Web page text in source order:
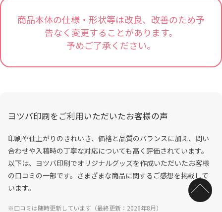
商品本体の仕様・形状等は改良、改善のため予
告なく変更することがあります。
予めご了承ください。
ヨツバ印刷をご利用いただいたお客様の声
印刷や仕上がりのきれいさ、価格と品質のバランスに加え、問い
合わせや入稿時の丁寧な対応についても高く評価されています。
以下は、ヨツバ印刷でオリジナルグッズを作成いただいたお客様
の口コミの一部です。さまざまな商品に関するご感想を掲載して
います。
※口コミは随時更新しています（最終更新：2026年8月）